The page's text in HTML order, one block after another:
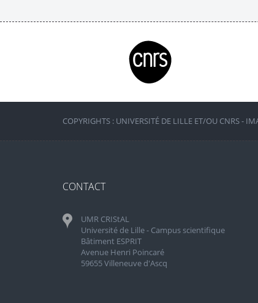
COPYRIGHTS : UNIVERSITÉ DE LILLE ET/OU CNRS -
CONTACT
UMR CRIStAL
Université de Lille - Campus scientifique
Bâtiment ESPRIT
Avenue Henri Poincaré
59655 Villeneuve d'Ascq